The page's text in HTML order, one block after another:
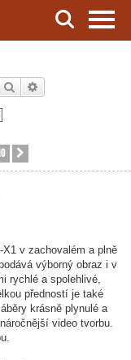
Hledat
X1 v zachovalém a plně
výborný obraz i v
rychlé a spolehlivé,
předností je také
krásně plynulé a
video tvorbu.